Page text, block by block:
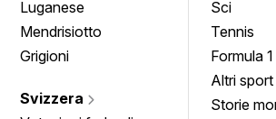
Luganese
Mendrisiotto
Grigioni
Svizzera
Sci
Tennis
Formula 1
Altri sport
Storie